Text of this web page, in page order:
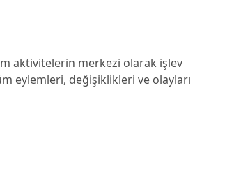
aktivitelerin merkezi olarak işlev
eylemleri, değişiklikleri ve olayları